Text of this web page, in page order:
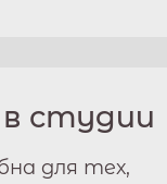
студии
для тех,